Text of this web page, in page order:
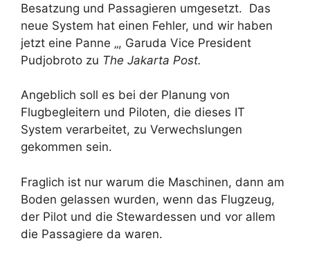
Besatzung und Passagieren umgesetzt. Das
neue System hat einen Fehler, und wir haben
jetzt eine Panne „, Garuda Vice President
Pudjobroto zu The Jakarta Post.
Angeblich soll es bei der Planung von
Flugbegleitern und Piloten, die dieses IT
System verarbeitet, zu Verwechslungen
gekommen sein.
Fraglich ist nur warum die Maschinen, dann am
Boden gelassen wurden, wenn das Flugzeug,
der Pilot und die Stewardessen und vor allem
die Passagiere da waren.